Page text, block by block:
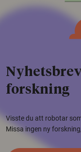
forskning
Visste du att robotar
Missa ingen ny